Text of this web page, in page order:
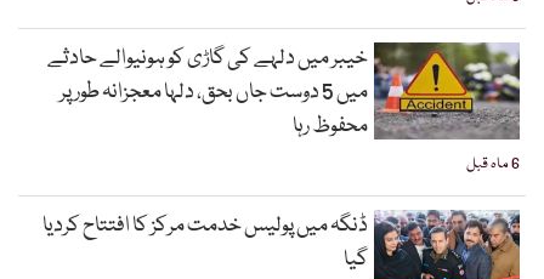
6 ماہ قبل
خیبر میں دلہے کی گاڑی کو ہونیوالے حادثے
میں 5 دوست جاں بحق، دلہا معجزانہ طور پر
محفوظ رہا
ڈنگہ میں پولیس خدمت مرکز کا افتتاح کردیا
گیا